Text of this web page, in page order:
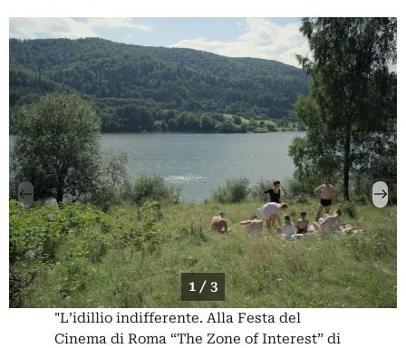
1 / 3
"L’idillio indifferente. Alla Festa del
Cinema di Roma “The Zone of Interest” di